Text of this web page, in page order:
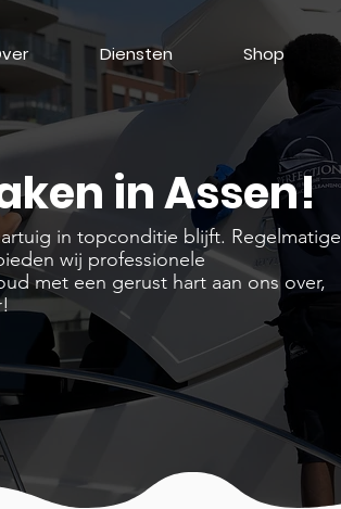
Diensten Shop
in Assen!
in topconditie blijft. Regelmatige
wij professionele
met een gerust hart aan ons over,